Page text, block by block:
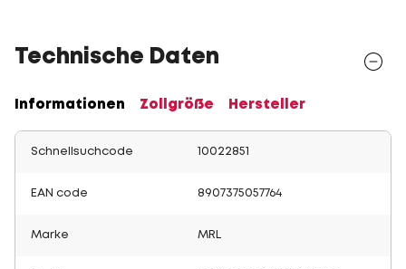
Technische Daten
Informationen Zollgröße Hersteller
Schnellsuchcode 10022851
EAN code 8907375057764
Marke MRL